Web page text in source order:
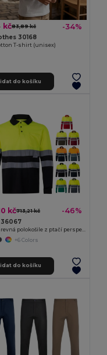
kč83,89 kč -34%
30168
T-shirt (unisex)
do košíku
kč713,21 kč -46%
36067
+6 Colors
do košíku